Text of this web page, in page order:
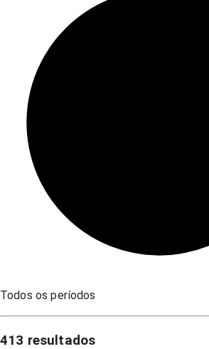
Todos os períodos
413 resultados